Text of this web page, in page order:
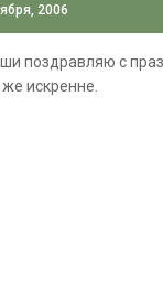
2006
поздравляю с
искренне.